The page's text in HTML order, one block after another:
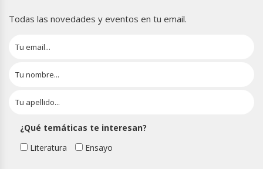
Todas las novedades y eventos en tu email.
¿Qué temáticas te interesan?
Literatura
Ensayo